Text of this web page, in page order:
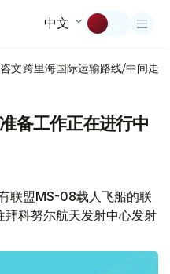
中文
文跨里海国际运输路线/中间走廊
备工作正在进行中
联盟MS-08载人飞船的联
拜科努尔航天发射中心发射